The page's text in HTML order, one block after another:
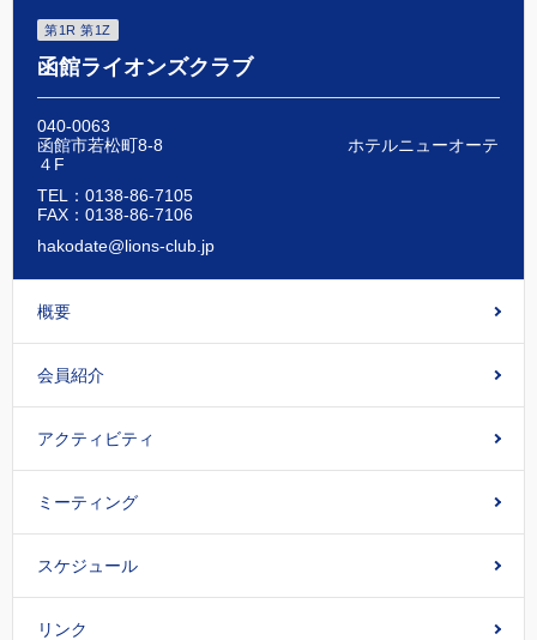
第1R 第1Z
函館ライオンズクラブ
040-0063
函館市若松町8-8 ホテルニューオーテ
４F
TEL：0138-86-7105
FAX：0138-86-7106
hakodate@lions-club.jp
概要
会員紹介
アクティビティ
ミーティング
スケジュール
リンク